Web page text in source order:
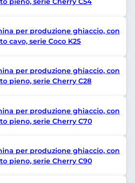
per produzione ghiaccio, con
cavo, serie Coco K25
per produzione ghiaccio, con
pieno, serie Cherry C28
per produzione ghiaccio, con
pieno, serie Cherry C70
per produzione ghiaccio, con
pieno, serie Cherry C90